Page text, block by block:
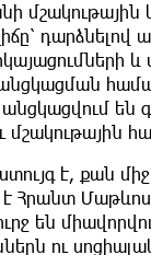
մշակութային
դարձնելով
և
անցկացման
անցկացվում են
մշակութային
է, քան
է Հրանտ
են
ու